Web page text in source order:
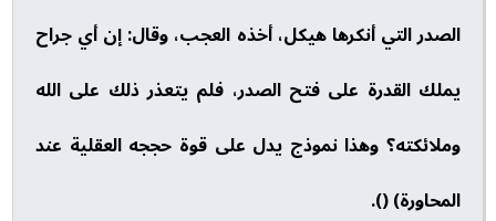
الصدر التي أنكرها هيكل، أخذه العجب، وقال: إن أي جراح
يملك القدرة على فتح الصدر، فلم يتعذر ذلك على الله
وملائكته؟ وهذا نموذج يدل على قوة حججه العقلية عند
المحاورة) ().